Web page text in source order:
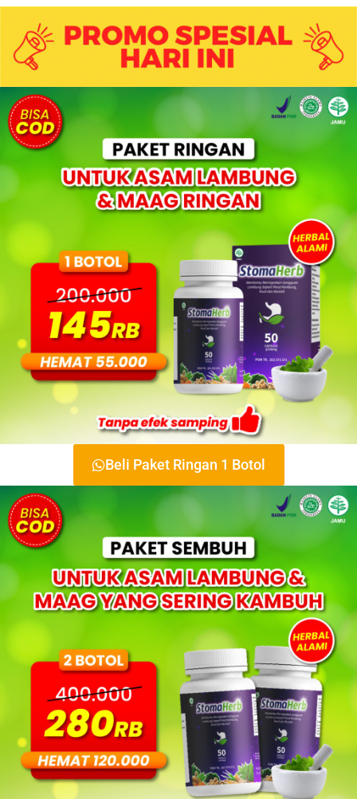
Beli Paket Ringan 1 Botol